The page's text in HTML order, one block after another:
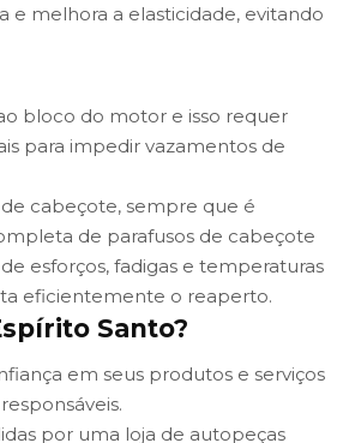
e melhora a elasticidade, evitando
bloco do motor e isso requer
para impedir vazamentos de
cabeçote, sempre que é
de parafusos de cabeçote
esforços, fadigas e temperaturas
eficientemente o reaperto.
Santo?
em seus produtos e serviços
por uma loja de autopeças